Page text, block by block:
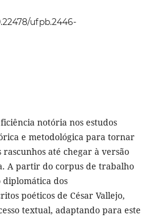
ufpb.2446-
notória nos estudos
e metodológica para tornar
rascunhos até chegar à versão
A partir do corpus de trabalho
dos
poéticos de César Vallejo,
textual, adaptando para este